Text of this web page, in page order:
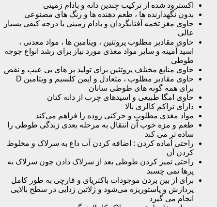
اکسترود شده از ترکیب چندین دانه و بادام زمینی
بدون نگهدارنده ها ، طعم دهنده ها و رنگ های مصنوعی
حاوی مغز تخمه آفتابگردان و بادام زمینی با درجه کیفی بسیار
عالی
حاوی مقادیر مطلوب پروتئین ، ویتامین ها ، مواد معدنی ،
اسید آمینه و سایر مواد مغذی مورد نیاز برای رشد انواع جوجه
طوطی
حاوی منابع مختلف پروتئین برای تولید پر های بی عیب و نقص
حاوی مقادیر مطلوب ، متعادل و ایمن کلسیم و ویتامین D
برای همه گونه های طوطی سانان
حاوی امگا طبیعی و اسیدهای چرب از دانه کتان
دارای تراکم کالری بالا
مواد مغذی مطلوب و حرکتی روده را فراهم می‌کند
طعم و مزه خوب آن انتقال به مرحله بعدی زندگی طوطی را
ساده تر می کند
راحتی آماده کردن : اضافه کردن آب داغ به سرلاک و مخلوط
کردن آن
راحتی تمیز کردن طوطی بعد از سرلاک دادن چون سرلاک به
پرها نمی چسبد
برای از بین بردن موجودات باکتریای و قارچی به طور کامل
پردازش و پاستوریزه می‌شود و ژلاتین زدایی در سطح بالایی
انجام می گیرد